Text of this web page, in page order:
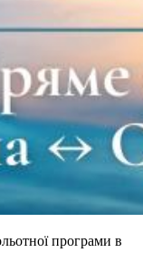
програми в